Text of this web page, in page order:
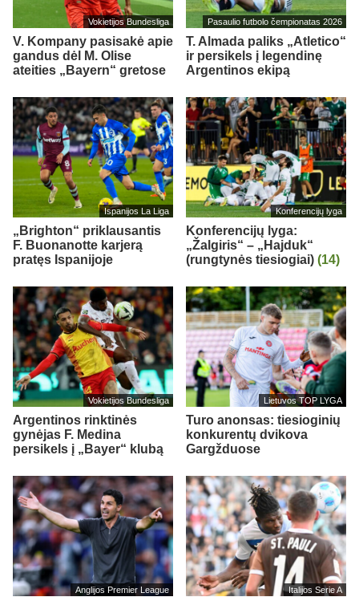
Vokietijos Bundesliga
V. Kompany pasisakė apie
gandus dėl M. Olise
ateities „Bayern“ gretose
Pasaulio futbolo čempionatas 2026
T. Almada paliks „Atletico“
ir persikels į legendinę
Argentinos ekipą
Ispanijos La Liga
„Brighton“ priklausantis
F. Buonanotte karjerą
pratęs Ispanijoje
Konferencijų lyga
Konferencijų lyga:
„Žalgiris“ – „Hajduk“
(rungtynės tiesiogiai) (14)
Vokietijos Bundesliga
Argentinos rinktinės
gynėjas F. Medina
persikels į „Bayer“ klubą
Lietuvos TOP LYGA
Turo anonsas: tiesioginių
konkurentų dvikova
Gargžduose
Anglijos Premier League Italijos Serie A